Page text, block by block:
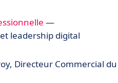
—
leadership digital
Directeur Commercial du